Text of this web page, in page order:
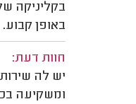
בקליניקה
באופן קבוע.
חוות דעת:
יש לה
ומשקיעה